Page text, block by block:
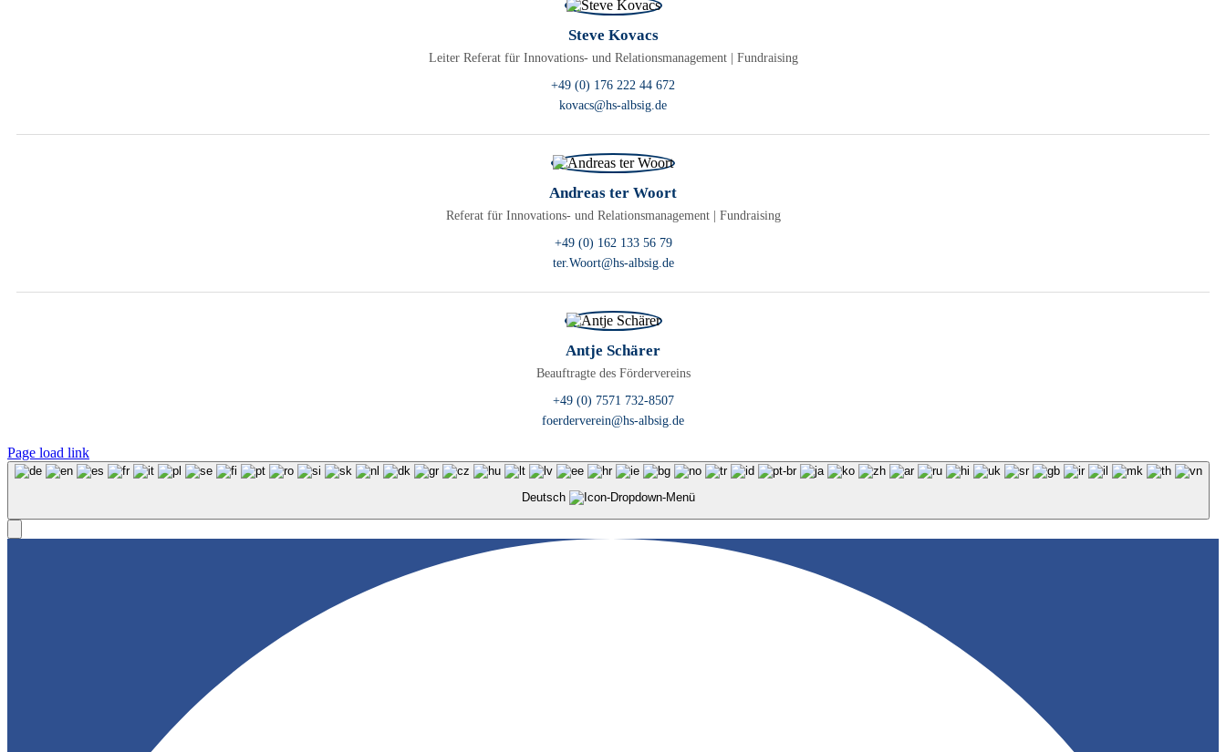
Steve Kovacs
Leiter Referat für Innovations- und Relationsmanagement | Fundraising
+49 (0) 176 222 44 672
kovacs@hs-albsig.de
Andreas ter Woort
Referat für Innovations- und Relationsmanagement | Fundraising
+49 (0) 162 133 56 79
ter.Woort@hs-albsig.de
Antje Schärer
Beauftragte des Fördervereins
+49 (0) 7571 732-8507
foerderverein@hs-albsig.de
Page load link
Deutsch